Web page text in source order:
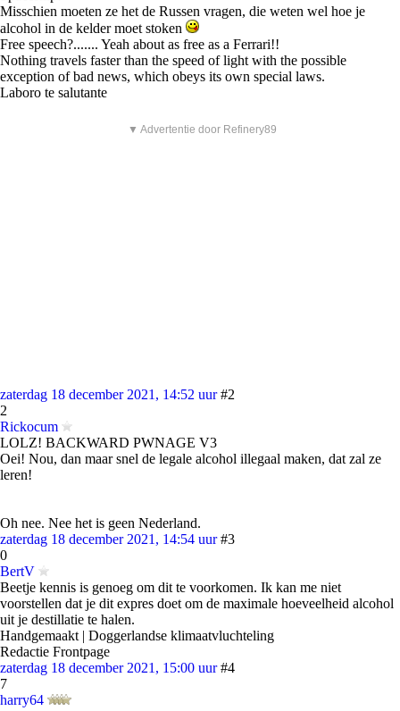
Misschien moeten ze het de Russen vragen, die weten wel hoe je
alcohol in de kelder moet stoken
Free speech?....... Yeah about as free as a Ferrari!!
Nothing travels faster than the speed of light with the possible
exception of bad news, which obeys its own special laws.
Laboro te salutante
▼ Advertentie door Refinery89
zaterdag 18 december 2021, 14:52 uur #2
2
Rickocum
LOLZ! BACKWARD PWNAGE V3
Oei! Nou, dan maar snel de legale alcohol illegaal maken, dat zal ze
leren!
Oh nee. Nee het is geen Nederland.
zaterdag 18 december 2021, 14:54 uur #3
0
BertV
Beetje kennis is genoeg om dit te voorkomen. Ik kan me niet
voorstellen dat je dit expres doet om de maximale hoeveelheid alcohol
uit je destillatie te halen.
Handgemaakt | Doggerlandse klimaatvluchteling
Redactie Frontpage
zaterdag 18 december 2021, 15:00 uur #4
7
harry64